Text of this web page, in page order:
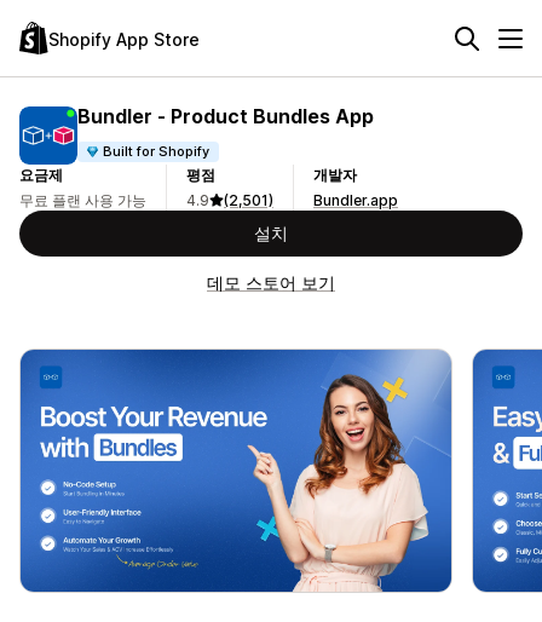
Shopify App Store
Bundler ‑ Product Bundles App
Built for Shopify
요금제
무료 플랜 사용 가능
평점
4.9
(2,501)
개발자
Bundler.app
설치
데모 스토어 보기